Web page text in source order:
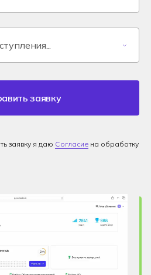
заявку
заявку я даю Согласие на обработку